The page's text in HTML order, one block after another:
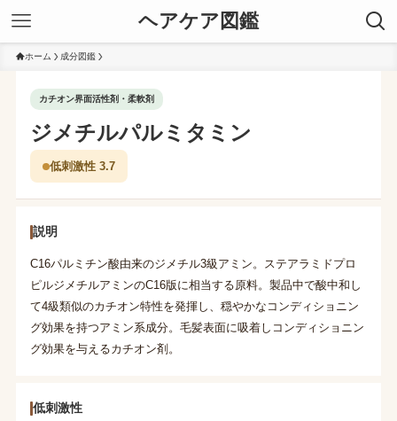
ヘアケア図鑑
ホーム 成分図鑑
カチオン界面活性剤・柔軟剤
ジメチルパルミタミン
低刺激性 3.7
説明
C16パルミチン酸由来のジメチル3級アミン。ステアラミドプロ
ピルジメチルアミンのC16版に相当する原料。製品中で酸中和し
て4級類似のカチオン特性を発揮し、穏やかなコンディショニン
グ効果を持つアミン系成分。毛髪表面に吸着しコンディショニン
グ効果を与えるカチオン剤。
低刺激性